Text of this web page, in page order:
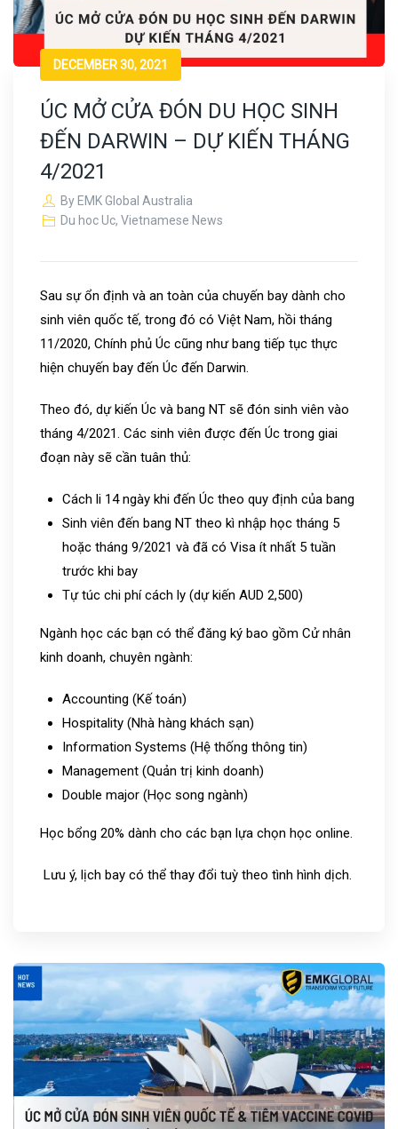
DECEMBER 30, 2021
ÚC MỞ CỬA ĐÓN DU HỌC SINH
ĐẾN DARWIN – DỰ KIẾN THÁNG
4/2021
By EMK Global Australia
Du hoc Uc, Vietnamese News
Sau sự ổn định và an toàn của chuyến bay dành cho
sinh viên quốc tế, trong đó có Việt Nam, hồi tháng
11/2020, Chính phủ Úc cũng như bang tiếp tục thực
hiện chuyến bay đến Úc đến Darwin.
Theo đó, dự kiến Úc và bang NT sẽ đón sinh viên vào
tháng 4/2021. Các sinh viên được đến Úc trong giai
đoạn này sẽ cần tuân thủ:
Cách li 14 ngày khi đến Úc theo quy định của bang
Sinh viên đến bang NT theo kì nhập học tháng 5
hoặc tháng 9/2021 và đã có Visa ít nhất 5 tuần
trước khi bay
Tự túc chi phí cách ly (dự kiến AUD 2,500)
Ngành học các bạn có thể đăng ký bao gồm Cử nhân
kinh doanh, chuyên ngành:
Accounting (Kế toán)
Hospitality (Nhà hàng khách sạn)
Information Systems (Hệ thống thông tin)
Management (Quản trị kinh doanh)
Double major (Học song ngành)
Học bổng 20% dành cho các bạn lựa chọn học online.
Lưu ý, lịch bay có thể thay đổi tuỳ theo tình hình dịch.